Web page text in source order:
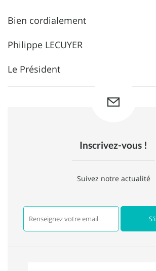
Bien cordialement
Philippe LECUYER
Le Président
Inscrivez-vous !
Suivez notre actualité